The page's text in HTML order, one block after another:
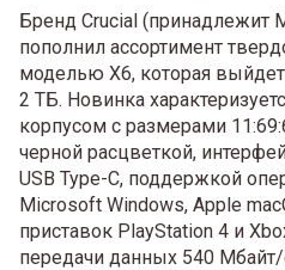
Бренд Crucial (принадлежит
пополнил ассортимент
моделью X6, которая
2 ТБ. Новинка
корпусом с размерами
черной расцветкой,
USB Type-C, поддержкой
Microsoft Windows, Apple
приставок PlayStation 4 и
передачи данных 540 Мбайт/